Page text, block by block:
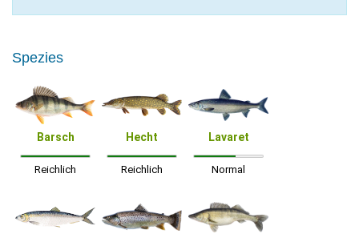
Spezies
Barsch
Reichlich
Hecht
Reichlich
Lavaret
Normal